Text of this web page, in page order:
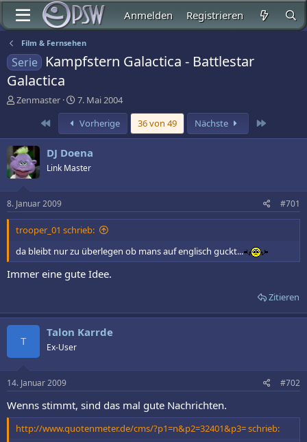
Anmelden Registrieren
Film & Fernsehen
Serie
Kampfstern Galactica - Battlestar
Galactica
E
t
e
l
l
r
Zenmaster
E
r
s
t
e
l
l
m
7. Mai 2004
Erste
Vorherige 36 von 49 Nächste
DJ Doena
Link Master
8. Januar 2009 #701
trooper_01 schrieb:
da bleibt nur zu überlegen ob mans auf englisch guckt...
Immer eine gute Idee.
Zitieren
T
Talon Karrde
Ex-User
14. Januar 2009 #702
Wenns stimmt, sind das mal gute Nachrichten.
http://www.quotenmeter.de/cms/?p1=n&p2=32401&p3= schrieb: